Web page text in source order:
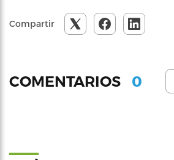
Compartir
COMENTARIOS 0